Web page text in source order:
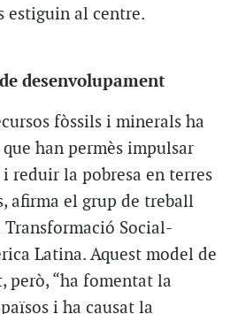
estiguin al centre.
desenvolupament
fòssils i minerals ha
han permès impulsar
reduir la pobresa en terres
afirma el grup de treball
Social-
Latina. Aquest model de
però, “ha fomentat la
i ha causat la